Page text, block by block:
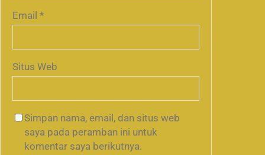
Email *
Situs Web
Simpan nama, email, dan situs web
saya pada peramban ini untuk
komentar saya berikutnya.